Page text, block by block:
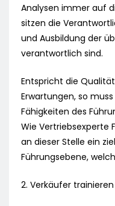
Analysen immer auf
sitzen die
und Ausbildung der
verantwortlich sind.
Entspricht die
Erwartungen, so
Fähigkeiten des
Wie Vertriebsexperte
an dieser Stelle ein
Führungsebene,
2. Verkäufer trainieren